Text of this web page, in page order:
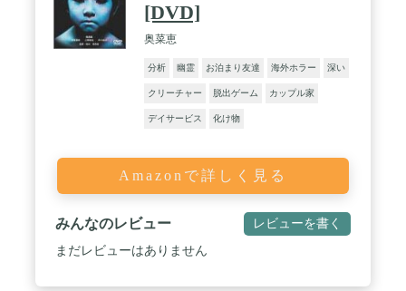
[DVD]
奥菜恵
分析 幽霊 お泊まり友達 海外ホラー 深い
クリーチャー 脱出ゲーム カップル家
デイサービス 化け物
Amazonで詳しく見る
みんなのレビュー レビューを書く
まだレビューはありません